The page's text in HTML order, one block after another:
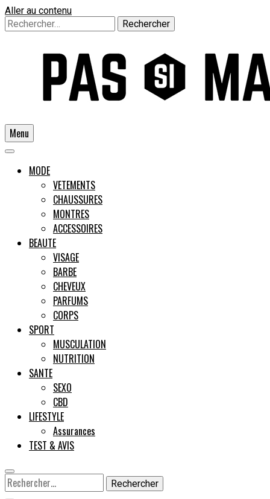
Aller au contenu
Rechercher :
Pas si
Male
Un guide pour l'homme moderne
Menu
MODE
VETEMENTS
CHAUSSURES
MONTRES
ACCESSOIRES
BEAUTE
VISAGE
BARBE
CHEVEUX
PARFUMS
CORPS
SPORT
MUSCULATION
NUTRITION
SANTE
SEXO
CBD
LIFESTYLE
Assurances
TEST & AVIS
Rechercher :